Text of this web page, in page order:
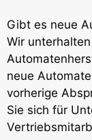
Gibt es neue
Wir
neue
vorherige
Sie sich für